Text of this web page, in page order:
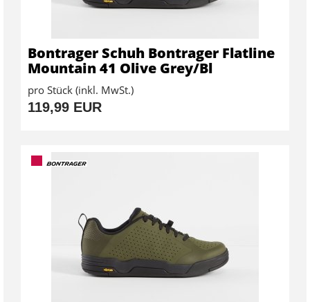
Bontrager Schuh Bontrager Flatline
Mountain 41 Olive Grey/Bl
pro Stück (inkl. MwSt.)
119,99 EUR